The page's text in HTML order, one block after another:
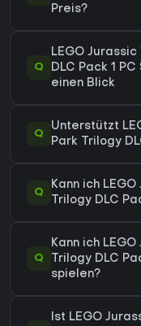
Preis?
Q
LEGO
DLC Pack 1
einen Blick
Q
Unterstützt
Park Trilogy
Q
Kann ich
Trilogy DLC
Q
Kann ich
Trilogy DLC
spielen?
Ist LEGO